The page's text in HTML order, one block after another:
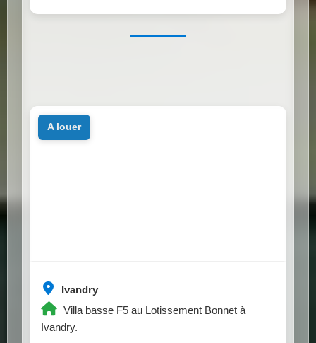
Ivandry
Villa basse F5 au Lotissement Bonnet à
Ivandry.
a louer